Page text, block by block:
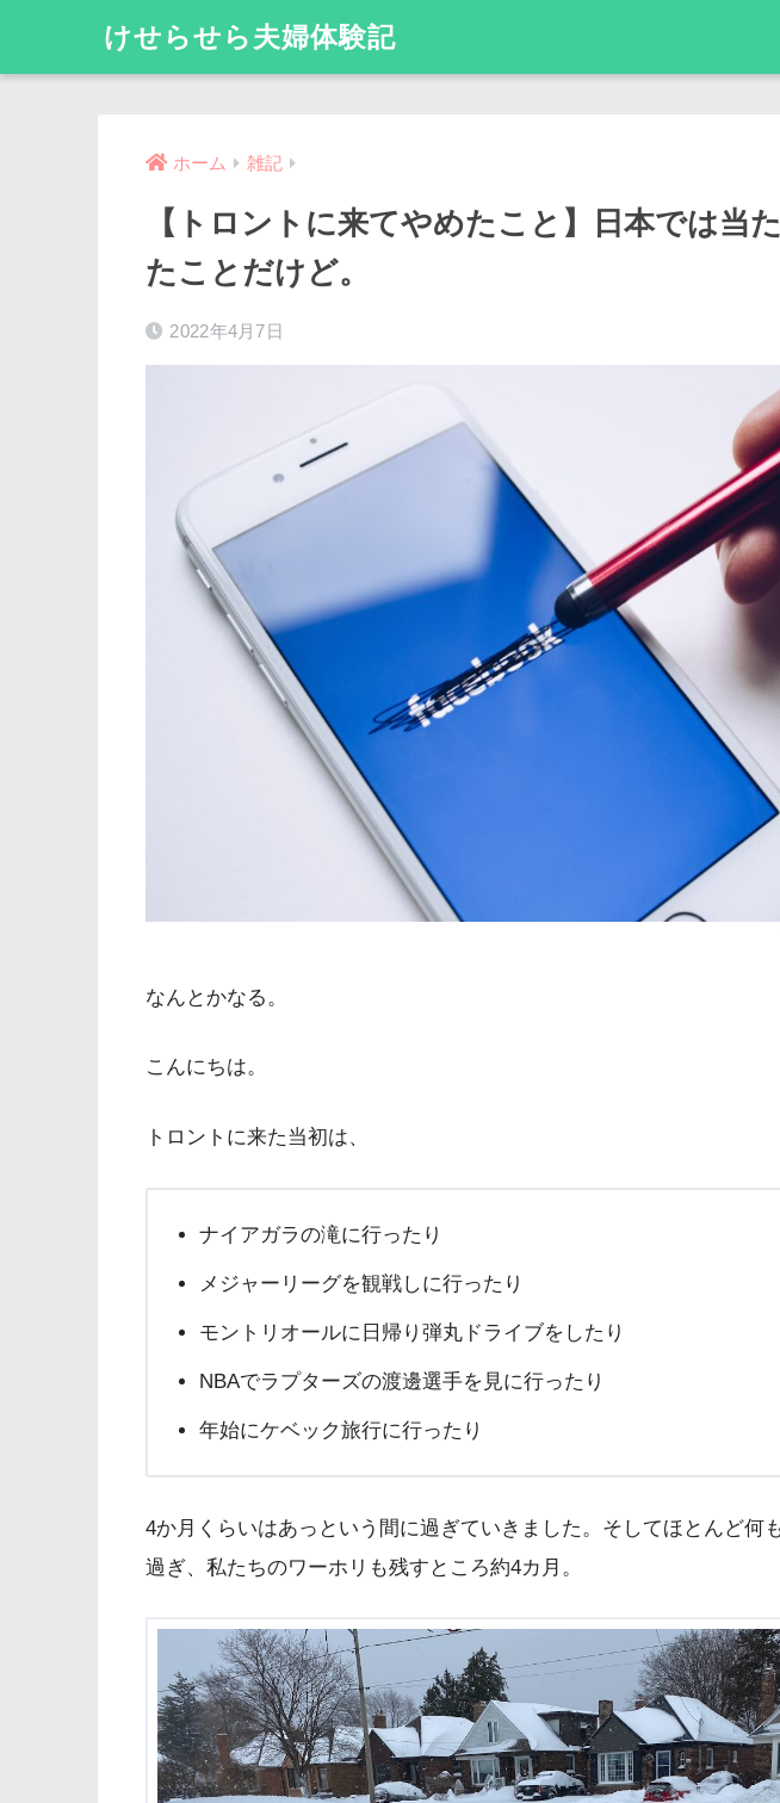
けせらせら夫婦体験記
ホーム 雑記
【トロントに来てやめたこと】日本では当
たことだけど。
2022年4月7日
なんとかなる。
こんにちは。
トロントに来た当初は、
ナイアガラの滝に行ったり
メジャーリーグを観戦しに行ったり
モントリオールに日帰り弾丸ドライブをしたり
NBAでラプターズの渡邊選手を見に行ったり
年始にケベック旅行に行ったり
4か月くらいはあっという間に過ぎていきました。そしてほとんど何
過ぎ、私たちのワーホリも残すところ約4カ月。